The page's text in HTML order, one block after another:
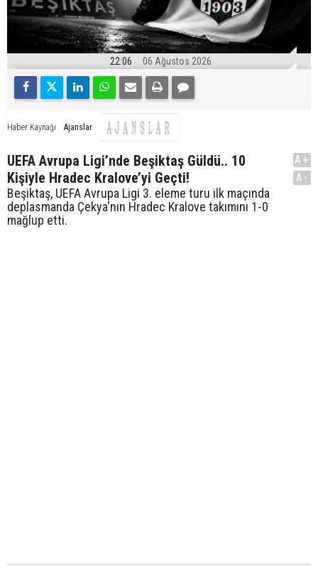
22:06 06 Ağustos 2026
Haber Kaynağı Ajanslar
UEFA Avrupa Ligi’nde Beşiktaş Güldü.. 10
Kişiyle Hradec Kralove’yi Geçti!
Beşiktaş, UEFA Avrupa Ligi 3. eleme turu ilk maçında
deplasmanda Çekya'nın Hradec Kralove takımını 1-0
mağlup etti.
A+
A-